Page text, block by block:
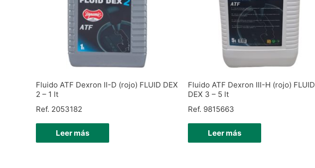
Fluido ATF Dexron II-D (rojo) FLUID DEX
2 – 1 lt
Ref. 2053182
Leer más
Fluido ATF Dexron III-H (rojo) FLUID
DEX 3 – 5 lt
Ref. 9815663
Leer más